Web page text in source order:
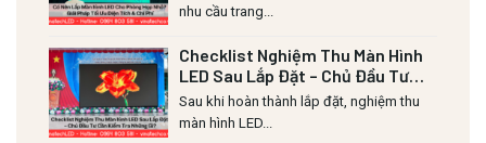
nhu cầu trang...
Checklist Nghiệm Thu Màn Hình
LED Sau Lắp Đặt – Chủ Đầu Tư
Cần Kiểm Tra Những Gì?
Sau khi hoàn thành lắp đặt, nghiệm thu
màn hình LED...